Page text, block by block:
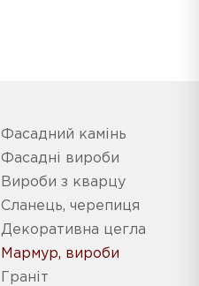
Фасадний камінь
Фасадні вироби
Вироби з кварцу
Сланець, черепиця
Декоративна цегла
Мармур, вироби
Граніт